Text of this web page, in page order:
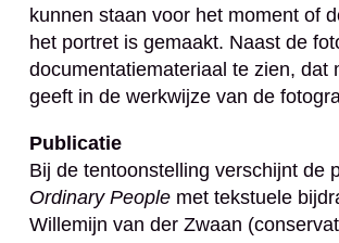
kunnen staan voor het moment of
het portret is gemaakt. Naast de
documentatiemateriaal te zien, dat
geeft in de werkwijze van de
Publicatie
Bij de tentoonstelling verschijnt de
Ordinary Peoplemet tekstuele
Willemijn van der Zwaan